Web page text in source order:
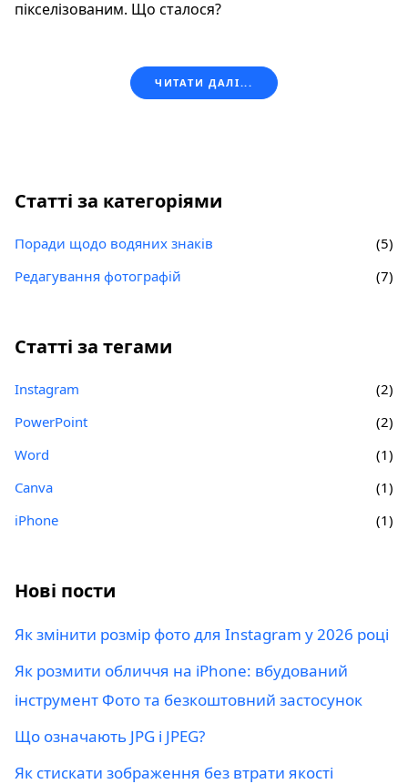
пікселізованим. Що сталося?
ЧИТАТИ ДАЛІ...
Статті за категоріями
Поради щодо водяних знаків
(5)
Редагування фотографій
(7)
Статті за тегами
Instagram
(2)
PowerPoint
(2)
Word
(1)
Canva
(1)
iPhone
(1)
Нові пости
Як змінити розмір фото для Instagram у 2026 році
Як розмити обличчя на iPhone: вбудований
інструмент Фото та безкоштовний застосунок
Що означають JPG і JPEG?
Як стискати зображення без втрати якості